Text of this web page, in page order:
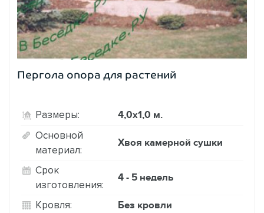
Пергола опора для растений
Размеры: 4,0х1,0 м.
Основной
материал:
Хвоя камерной сушки
Срок
изготовления:
4 - 5 недель
Кровля: Без кровли